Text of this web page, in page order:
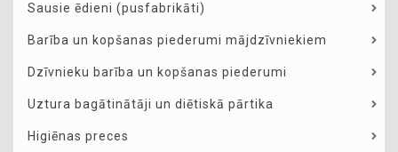
Sausie ēdieni (pusfabrikāti)
Barība un kopšanas piederumi mājdzīvniekiem
Dzīvnieku barība un kopšanas piederumi
Uztura bagātinātāji un diētiskā pārtika
Higiēnas preces